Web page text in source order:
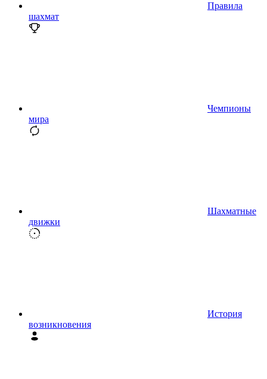
Правила
шахмат
Чемпионы
мира
Шахматные
движки
История
возникновения